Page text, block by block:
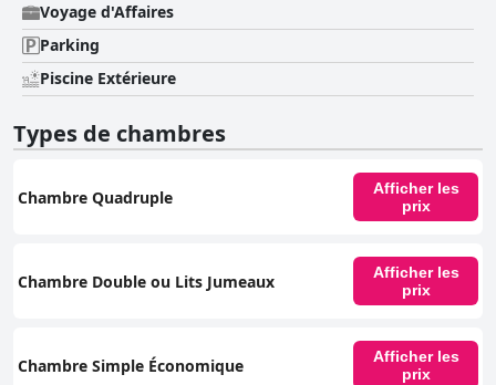
Voyage d'Affaires
Parking
Piscine Extérieure
Types de chambres
Chambre Quadruple
Afficher les
prix
Chambre Double ou Lits Jumeaux
Afficher les
prix
Chambre Simple Économique
Afficher les
prix